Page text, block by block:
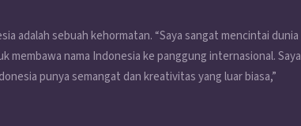
adalah sebuah kehormatan. “Saya sangat mencintai dunia
membawa nama Indonesia ke panggung internasional. Saya
punya semangat dan kreativitas yang luar biasa,”